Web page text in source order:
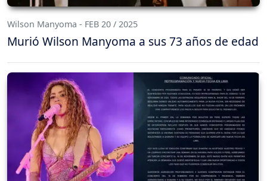
Wilson Manyoma - FEB 20 / 2025
Murió Wilson Manyoma a sus 73 años de edad